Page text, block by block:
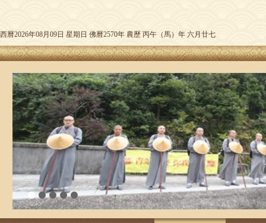
西曆2026年08月09日 星期日 佛曆2570年 農歷 丙午（馬）年 六月廿七
1 2 3 4 5